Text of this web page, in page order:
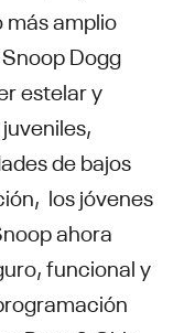
amplio
Dogg
estelar y
de bajos
los jóvenes
ahora
funcional y